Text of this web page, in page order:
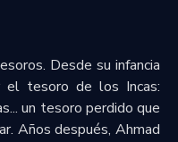
Desde su infancia
el tesoro de los Incas:
un tesoro perdido que
Años después, Ahmad